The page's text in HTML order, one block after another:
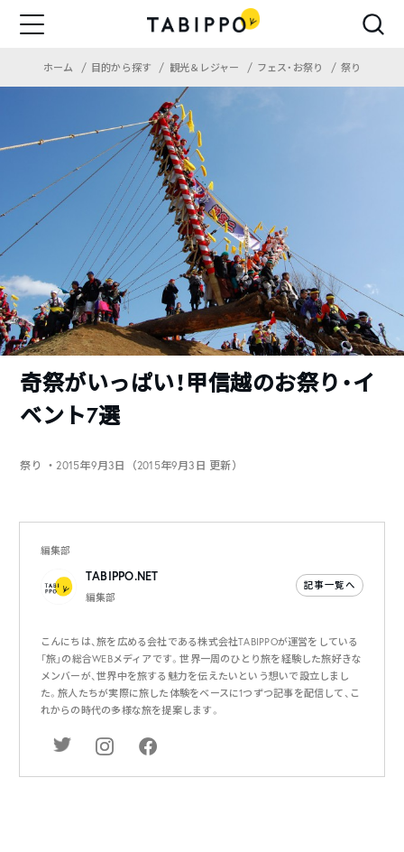
ホーム 目的から探す 観光＆レジャー フェス・お祭り 祭り
奇祭がいっぱい！甲信越のお祭り・イ
ベント7選
祭り ・2015年9月3日（2015年9月3日 更新）
編集部
TABIPPO.NET
編集部
記事一覧へ
こんにちは、旅を広める会社である株式会社TABIPPOが運営をしている
「旅」の総合WEBメディアです。世界一周のひとり旅を経験した旅好きな
メンバーが、世界中を旅する魅力を伝えたいという想いで設立しまし
た。旅人たちが実際に旅した体験をベースに1つずつ記事を配信して、こ
れからの時代の多様な旅を提案します。